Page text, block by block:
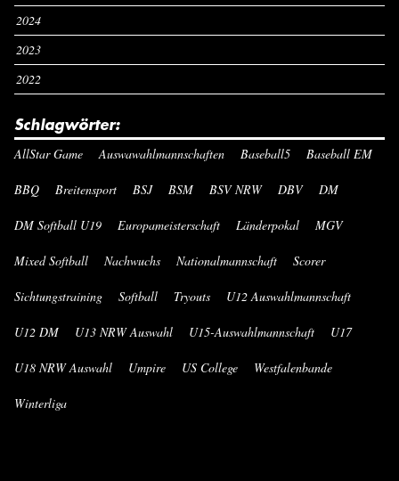
2024
2023
2022
Schlagwörter:
AllStar Game Auswawahlmannschaften Baseball5 Baseball EM
BBQ Breitensport BSJ BSM BSV NRW DBV DM
DM Softball U19 Europameisterschaft Länderpokal MGV
Mixed Softball Nachwuchs Nationalmannschaft Scorer
Sichtungstraining Softball Tryouts U12 Auswahlmannschaft
U12 DM U13 NRW Auswahl U15-Auswahlmannschaft U17
U18 NRW Auswahl Umpire US College Westfalenbande
Winterliga